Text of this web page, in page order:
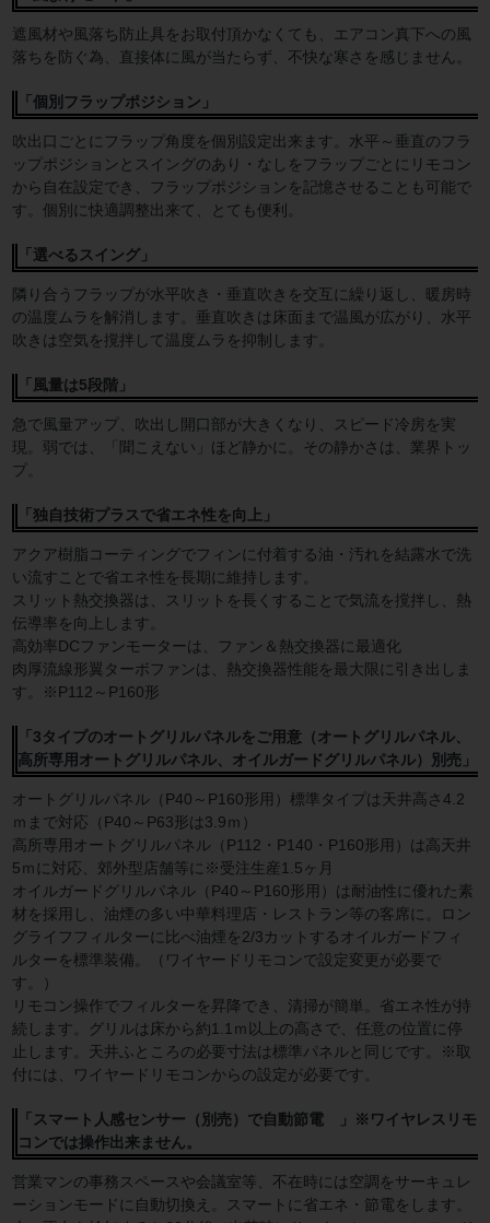
遮風材や風落ち防止具をお取付頂かなくても、エアコン真下への風
落ちを防ぐ為、直接体に風が当たらず、不快な寒さを感じません。
「個別フラップポジション」
吹出口ごとにフラップ角度を個別設定出来ます。水平～垂直のフラ
ップポジションとスイングのあり・なしをフラップごとにリモコン
から自在設定でき、フラップポジションを記憶させることも可能で
す。個別に快適調整出来て、とても便利。
「選べるスイング」
隣り合うフラップが水平吹き・垂直吹きを交互に繰り返し、暖房時
の温度ムラを解消します。垂直吹きは床面まで温風が広がり、水平
吹きは空気を撹拌して温度ムラを抑制します。
「風量は5段階」
急で風量アップ、吹出し開口部が大きくなり、スピード冷房を実
現。弱では、「聞こえない」ほど静かに。その静かさは、業界トッ
プ。
「独自技術プラスで省エネ性を向上」
アクア樹脂コーティングでフィンに付着する油・汚れを結露水で洗
い流すことで省エネ性を長期に維持します。
スリット熱交換器は、スリットを長くすることで気流を撹拌し、熱
伝導率を向上します。
高効率DCファンモーターは、ファン＆熱交換器に最適化
肉厚流線形翼ターボファンは、熱交換器性能を最大限に引き出しま
す。※P112～P160形
「3タイプのオートグリルパネルをご用意（オートグリルパネル、
高所専用オートグリルパネル、オイルガードグリルパネル）別売」
オートグリルパネル（P40～P160形用）標準タイプは天井高さ4.2
ｍまで対応（P40～P63形は3.9ｍ）
高所専用オートグリルパネル（P112・P140・P160形用）は高天井
5ｍに対応、郊外型店舗等に※受注生産1.5ヶ月
オイルガードグリルパネル（P40～P160形用）は耐油性に優れた素
材を採用し、油煙の多い中華料理店・レストラン等の客席に。ロン
グライフフィルターに比べ油煙を2/3カットするオイルガードフィ
ルターを標準装備。（ワイヤードリモコンで設定変更が必要で
す。）
リモコン操作でフィルターを昇降でき、清掃が簡単。省エネ性が持
続します。グリルは床から約1.1ｍ以上の高さで、任意の位置に停
止します。天井ふところの必要寸法は標準パネルと同じです。※取
付には、ワイヤードリモコンからの設定が必要です。
「スマート人感センサー（別売）で自動節電 」※ワイヤレスリモ
コンでは操作出来ません。
営業マンの事務スペースや会議室等、不在時には空調をサーキュレ
ーションモードに自動切換え。スマートに省エネ・節電をします。